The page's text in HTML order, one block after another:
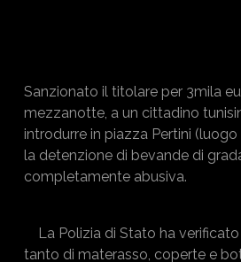
Sanzionato il titolare per 3mila
mezzanotte, a un cittadino
introdurre in piazza Pertini
la detenzione di bevande di
completamente abusiva.
La Polizia di Stato ha verificato
tanto di materasso, coperte e